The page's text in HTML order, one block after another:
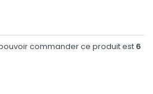
commander ce produit est 6